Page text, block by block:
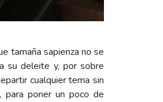
tamaña sapienza no se
su deleite y, por sobre
cualquier tema sin
para poner un poco de